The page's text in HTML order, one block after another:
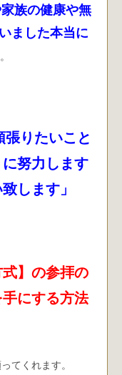
族の健康や無
ました本当に
張りたいこと
努力します
します」
式】の参拝の
にする方法
てくれます。